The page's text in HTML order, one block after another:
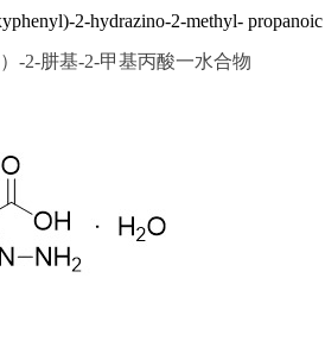
2-hydrazino-2-methyl-
-2-肼基-2-甲基丙酸一水合物